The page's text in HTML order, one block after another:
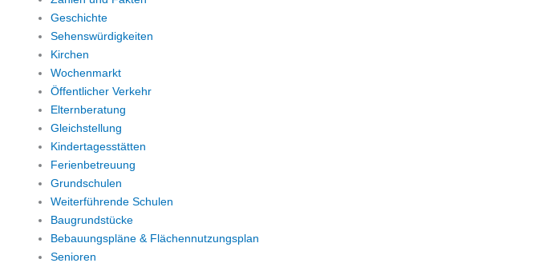
Geschichte
Sehenswürdigkeiten
Kirchen
Wochenmarkt
Öffentlicher Verkehr
Elternberatung
Gleichstellung
Kindertagesstätten
Ferienbetreuung
Grundschulen
Weiterführende Schulen
Baugrundstücke
Bebauungspläne & Flächennutzungsplan
Senioren